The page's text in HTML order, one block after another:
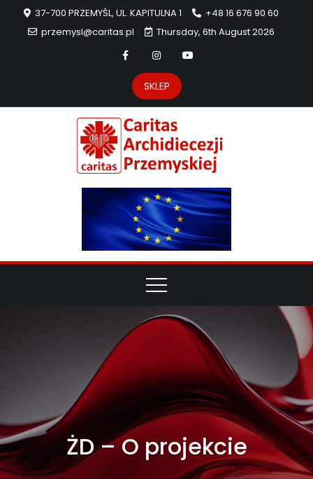
37-700 PRZEMYŚL, UL. KAPITULNA 1
+48 16 676 90 60
przemysl@caritas.pl
Thursday, 6th August 2026
SKLEP
ŻD – O projekcie